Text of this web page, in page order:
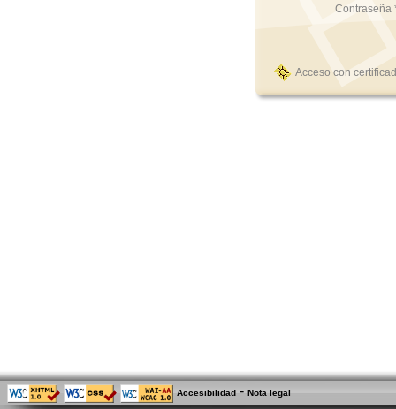
Contraseña
Acceso con
Accesibilidad - Nota legal